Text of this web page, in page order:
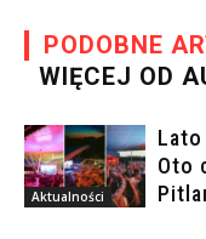
PODOBNE
WIĘCEJ OD
Aktualności
Oto